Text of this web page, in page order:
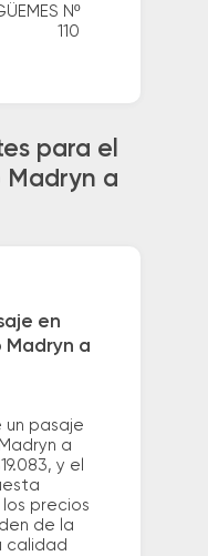
Nº
110
para el
Madryn a
en
Madryn a
un pasaje
a
y el
precios
de la
calidad